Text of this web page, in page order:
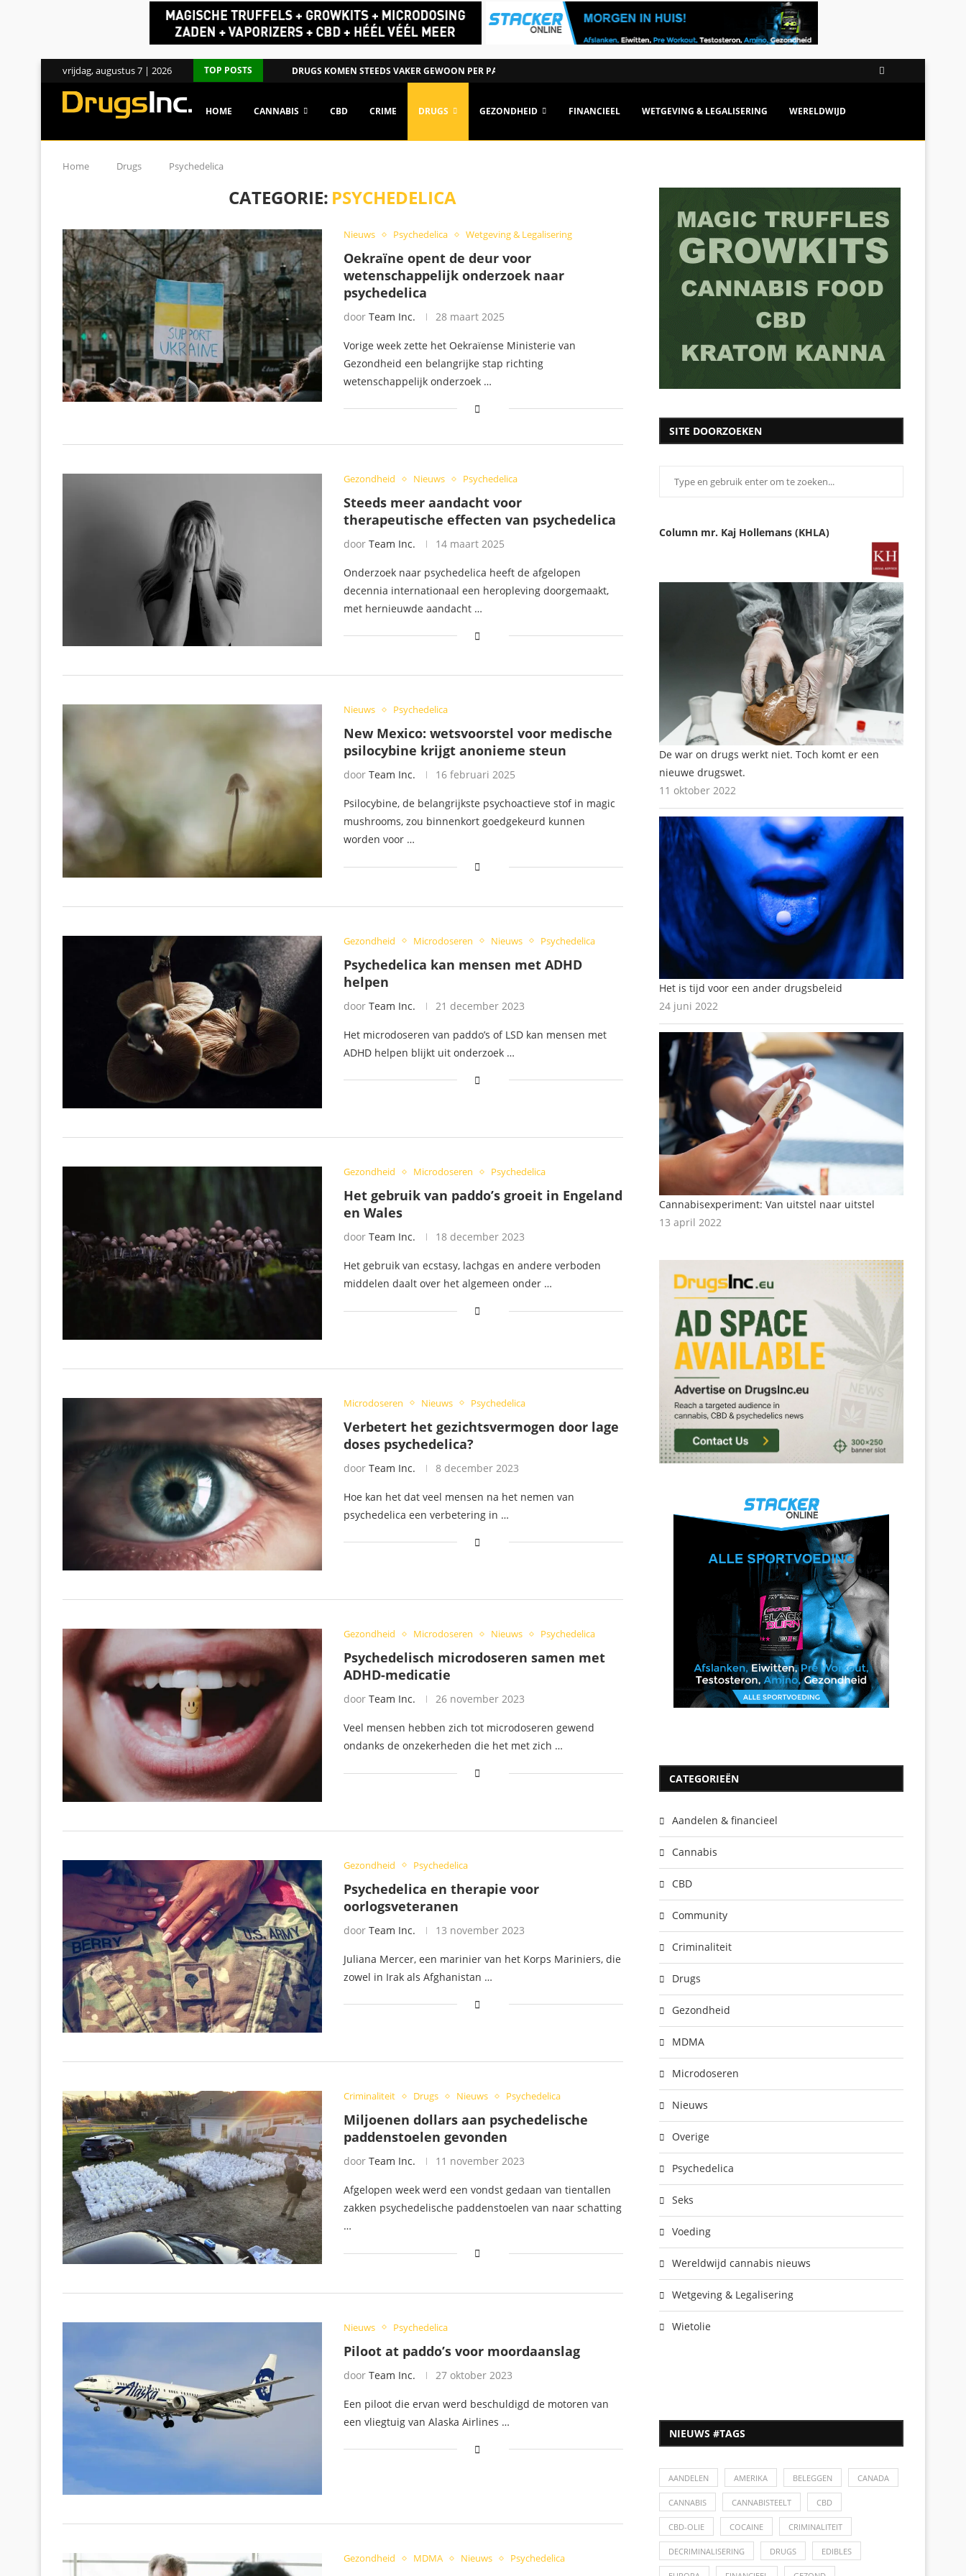
vrijdag, augustus 7 | 2026 TOP POSTS DRUGS KOMEN STEEDS VAKER GEWOON PER PAKKET NEDERLAND...
HOME CANNABIS CBD CRIME DRUGS GEZONDHEID FINANCIEEL WETGEVING & LEGALISERING WERELDWIJD
Home Drugs Psychedelica
CATEGORIE: PSYCHEDELICA
Nieuws Psychedelica Wetgeving & Legalisering
Oekraïne opent de deur voor
wetenschappelijk onderzoek naar
psychedelica
door Team Inc. 28 maart 2025
Vorige week zette het Oekraïense Ministerie van
Gezondheid een belangrijke stap richting
wetenschappelijk onderzoek …
Gezondheid Nieuws Psychedelica
Steeds meer aandacht voor
therapeutische effecten van psychedelica
door Team Inc. 14 maart 2025
Onderzoek naar psychedelica heeft de afgelopen
decennia internationaal een heropleving doorgemaakt,
met hernieuwde aandacht …
Nieuws Psychedelica
New Mexico: wetsvoorstel voor medische
psilocybine krijgt anonieme steun
door Team Inc. 16 februari 2025
Psilocybine, de belangrijkste psychoactieve stof in magic
mushrooms, zou binnenkort goedgekeurd kunnen
worden voor …
Gezondheid Microdoseren Nieuws Psychedelica
Psychedelica kan mensen met ADHD
helpen
door Team Inc. 21 december 2023
Het microdoseren van paddo’s of LSD kan mensen met
ADHD helpen blijkt uit onderzoek …
Gezondheid Microdoseren Psychedelica
Het gebruik van paddo’s groeit in Engeland
en Wales
door Team Inc. 18 december 2023
Het gebruik van ecstasy, lachgas en andere verboden
middelen daalt over het algemeen onder …
Microdoseren Nieuws Psychedelica
Verbetert het gezichtsvermogen door lage
doses psychedelica?
door Team Inc. 8 december 2023
Hoe kan het dat veel mensen na het nemen van
psychedelica een verbetering in …
Gezondheid Microdoseren Nieuws Psychedelica
Psychedelisch microdoseren samen met
ADHD-medicatie
door Team Inc. 26 november 2023
Veel mensen hebben zich tot microdoseren gewend
ondanks de onzekerheden die het met zich …
Gezondheid Psychedelica
Psychedelica en therapie voor
oorlogsveteranen
door Team Inc. 13 november 2023
Juliana Mercer, een marinier van het Korps Mariniers, die
zowel in Irak als Afghanistan …
Criminaliteit Drugs Nieuws Psychedelica
Miljoenen dollars aan psychedelische
paddenstoelen gevonden
door Team Inc. 11 november 2023
Afgelopen week werd een vondst gedaan van tientallen
zakken psychedelische paddenstoelen van naar schatting
…
Nieuws Psychedelica
Piloot at paddo’s voor moordaanslag
door Team Inc. 27 oktober 2023
Een piloot die ervan werd beschuldigd de motoren van
een vliegtuig van Alaska Airlines …
Gezondheid MDMA Nieuws Psychedelica
SITE DOORZOEKEN
Column mr. Kaj Hollemans (KHLA)
De war on drugs werkt niet. Toch komt er een
nieuwe drugswet.
11 oktober 2022
Het is tijd voor een ander drugsbeleid
24 juni 2022
Cannabisexperiment: Van uitstel naar uitstel
13 april 2022
CATEGORIEËN
Aandelen & financieel
Cannabis
CBD
Community
Criminaliteit
Drugs
Gezondheid
MDMA
Microdoseren
Nieuws
Overige
Psychedelica
Seks
Voeding
Wereldwijd cannabis nieuws
Wetgeving & Legalisering
Wietolie
NIEUWS #TAGS
AANDELEN AMERIKA BELEGGEN CANADA
CANNABIS CANNABISTEELT CBD
CBD-OLIE COCAINE CRIMINALITEIT
DECRIMINALISERING DRUGS EDIBLES